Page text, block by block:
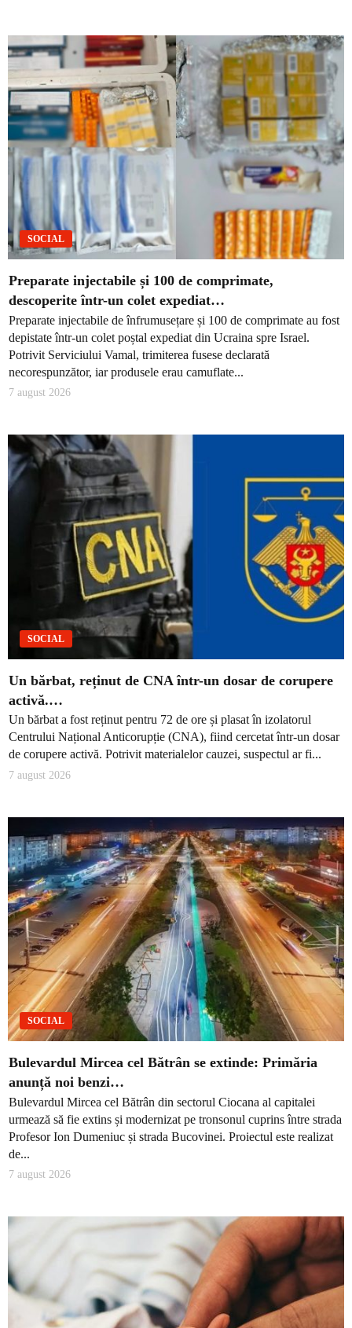
SOCIAL
Preparate injectabile și 100 de comprimate,
descoperite într-un colet expediat…
Preparate injectabile de înfrumusețare și 100 de comprimate au fost
depistate într-un colet poștal expediat din Ucraina spre Israel.
Potrivit Serviciului Vamal, trimiterea fusese declarată
necorespunzător, iar produsele erau camuflate...
7 august 2026
SOCIAL
Un bărbat, reținut de CNA într-un dosar de corupere
activă.…
Un bărbat a fost reținut pentru 72 de ore și plasat în izolatorul
Centrului Național Anticorupție (CNA), fiind cercetat într-un dosar
de corupere activă. Potrivit materialelor cauzei, suspectul ar fi...
7 august 2026
SOCIAL
Bulevardul Mircea cel Bătrân se extinde: Primăria
anunță noi benzi…
Bulevardul Mircea cel Bătrân din sectorul Ciocana al capitalei
urmează să fie extins și modernizat pe tronsonul cuprins între strada
Profesor Ion Dumeniuc și strada Bucovinei. Proiectul este realizat
de...
7 august 2026